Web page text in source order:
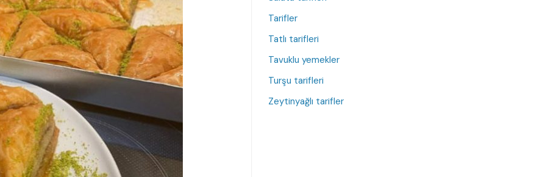
Tarifler
Tatlı tarifleri
Tavuklu yemekler
Turşu tarifleri
Zeytinyağlı tarifler